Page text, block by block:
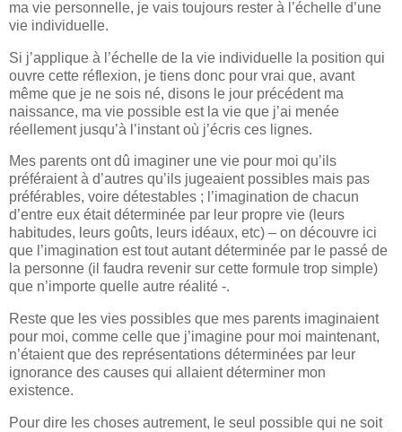
ma vie personnelle, je vais toujours rester à l’échelle d’une
vie individuelle.
Si j’applique à l’échelle de la vie individuelle la position qui
ouvre cette réflexion, je tiens donc pour vrai que, avant
même que je ne sois né, disons le jour précédent ma
naissance, ma vie possible est la vie que j’ai menée
réellement jusqu’à l’instant où j’écris ces lignes.
Mes parents ont dû imaginer une vie pour moi qu’ils
préféraient à d’autres qu’ils jugeaient possibles mais pas
préférables, voire détestables ; l’imagination de chacun
d’entre eux était déterminée par leur propre vie (leurs
habitudes, leurs goûts, leurs idéaux, etc) – on découvre ici
que l’imagination est tout autant déterminée par le passé de
la personne (il faudra revenir sur cette formule trop simple)
que n’importe quelle autre réalité -.
Reste que les vies possibles que mes parents imaginaient
pour moi, comme celle que j’imagine pour moi maintenant,
n’étaient que des représentations déterminées par leur
ignorance des causes qui allaient déterminer mon
existence.
Pour dire les choses autrement, le seul possible qui ne soit